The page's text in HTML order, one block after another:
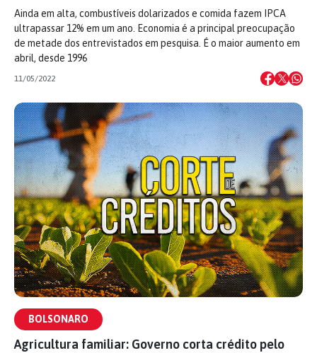
Ainda em alta, combustíveis dolarizados e comida fazem IPCA
ultrapassar 12% em um ano. Economia é a principal preocupação
de metade dos entrevistados em pesquisa. É o maior aumento em
abril, desde 1996
11/05/2022
BOLSONARO
Agricultura familiar: Governo corta crédito pelo